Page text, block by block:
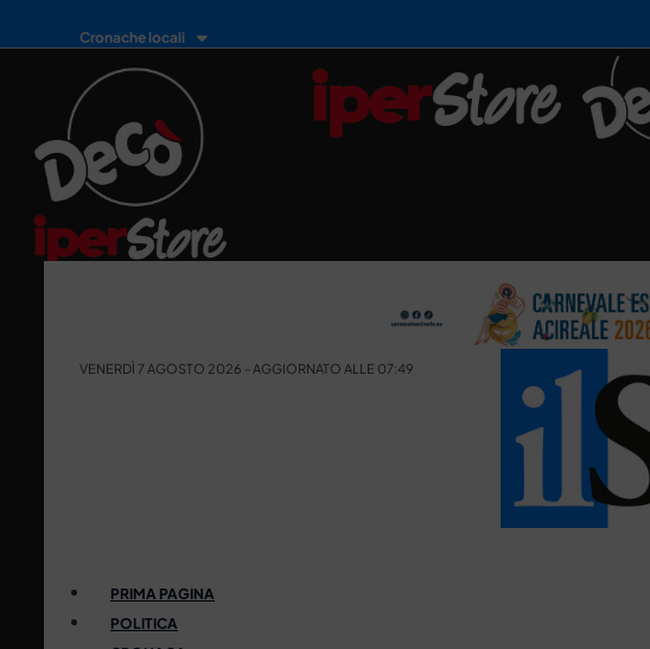
Cronache locali
VENERDÌ 7 AGOSTO 2026 - AGGIORNATO ALLE 07:49
PRIMA PAGINA
POLITICA